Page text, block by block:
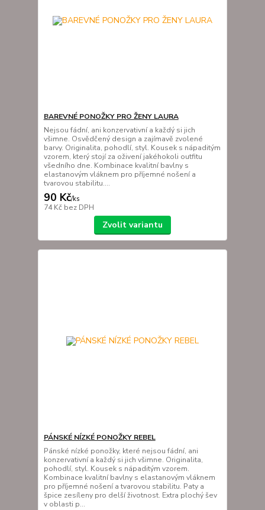
BAREVNÉ PONOŽKY PRO ŽENY LAURA
Nejsou fádní, ani konzervativní a každý si jich
všimne. Osvědčený design a zajímavě zvolené
barvy. Originalita, pohodlí, styl. Kousek s nápaditým
vzorem, který stojí za oživení jakéhokoli outfitu
všedního dne. Kombinace kvalitní bavlny s
elastanovým vláknem pro příjemné nošení a
tvarovou stabilitu....
90 Kč/ks
74 Kč bez DPH
Zvolit variantu
PÁNSKÉ NÍZKÉ PONOŽKY REBEL
Pánské nízké ponožky, které nejsou fádní, ani
konzervativní a každý si jich všimne. Originalita,
pohodlí, styl. Kousek s nápaditým vzorem.
Kombinace kvalitní bavlny s elastanovým vláknem
pro příjemné nošení a tvarovou stabilitu. Paty a
špice zesíleny pro delší životnost. Extra plochý šev
v oblasti p...